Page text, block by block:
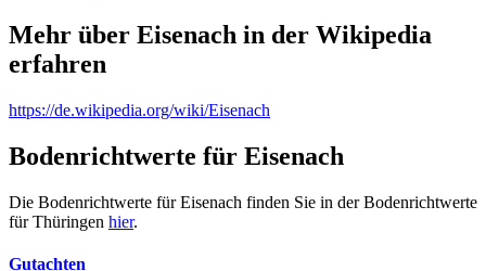
Mehr über Eisenach in der Wikipedia
erfahren
https://de.wikipedia.org/wiki/Eisenach
Bodenrichtwerte für Eisenach
Die Bodenrichtwerte für Eisenach finden Sie in der Bodenrichtwerte
für Thüringen hier.
Gutachten